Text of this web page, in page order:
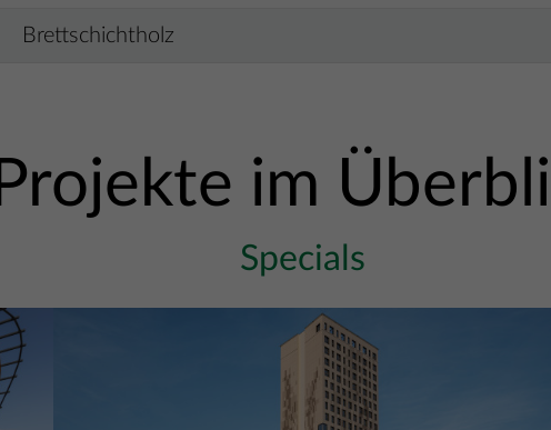
Brettschichtholz
Projekte im
Specials